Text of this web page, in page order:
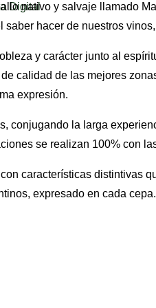
Digital
nativo y salvaje llamado
hacer de nuestros
y carácter junto al
calidad de las mejores
expresión.
conjugando la larga
se realizan 100% con
características distintivas
expresado en cada cepa.